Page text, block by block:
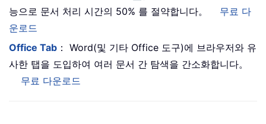
능으로 문서 처리 시간의 50% 를 절약합니다。
무료 다
운로드
Office Tab ： Word(및 기타 Office 도구)에 브라우저와 유
사한 탭을 도입하여 여러 문서 간 탐색을 간소화합니다。
무료 다운로드